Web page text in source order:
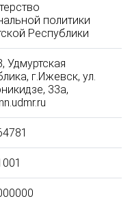
политики
Республики
Удмуртская
г.Ижевск, ул.
33а,